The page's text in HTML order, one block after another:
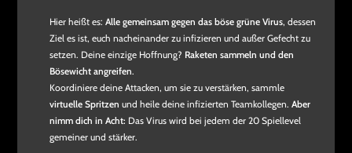
Hier heißt es: Alle gemeinsam gegen das böse grüne Virus, dessen
Ziel es ist, euch nacheinander zu infizieren und außer Gefecht zu
setzen. Deine einzige Hoffnung? Raketen sammeln und den
Bösewicht angreifen.
Koordiniere deine Attacken, um sie zu verstärken, sammle
virtuelle Spritzen und heile deine infizierten Teamkollegen. Aber
nimm dich in Acht: Das Virus wird bei jedem der 20 Spiellevel
gemeiner und stärker.